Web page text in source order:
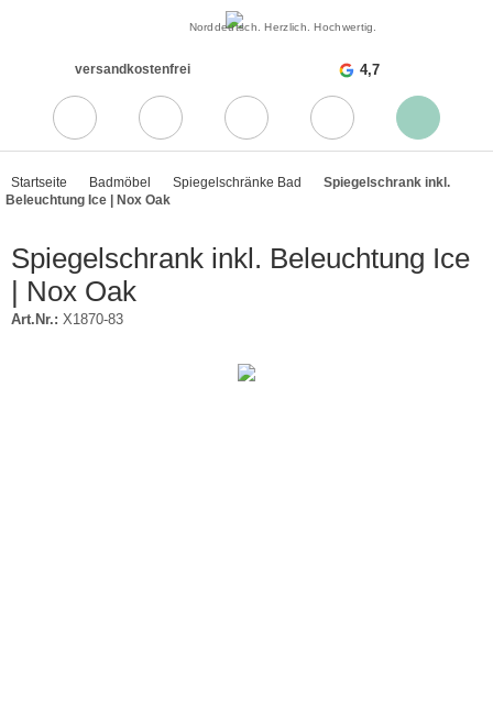
Norddeutsch. Herzlich. Hochwertig.
versandkostenfrei 4,7
Startseite Badmöbel Spiegelschränke Bad
Spiegelschrank inkl.
Beleuchtung Ice | Nox Oak
Spiegelschrank inkl. Beleuchtung Ice
| Nox Oak
Art.Nr.: X1870-83